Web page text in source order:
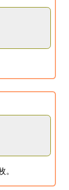
。